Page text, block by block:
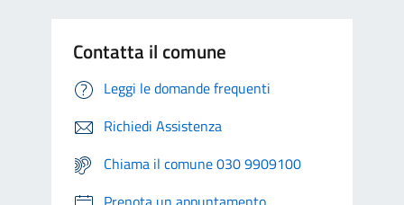
Contatta il comune
Leggi le domande frequenti
Richiedi Assistenza
Chiama il comune 030 9909100